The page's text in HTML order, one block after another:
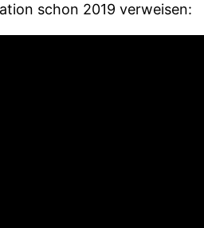
schon 2019 verweisen: